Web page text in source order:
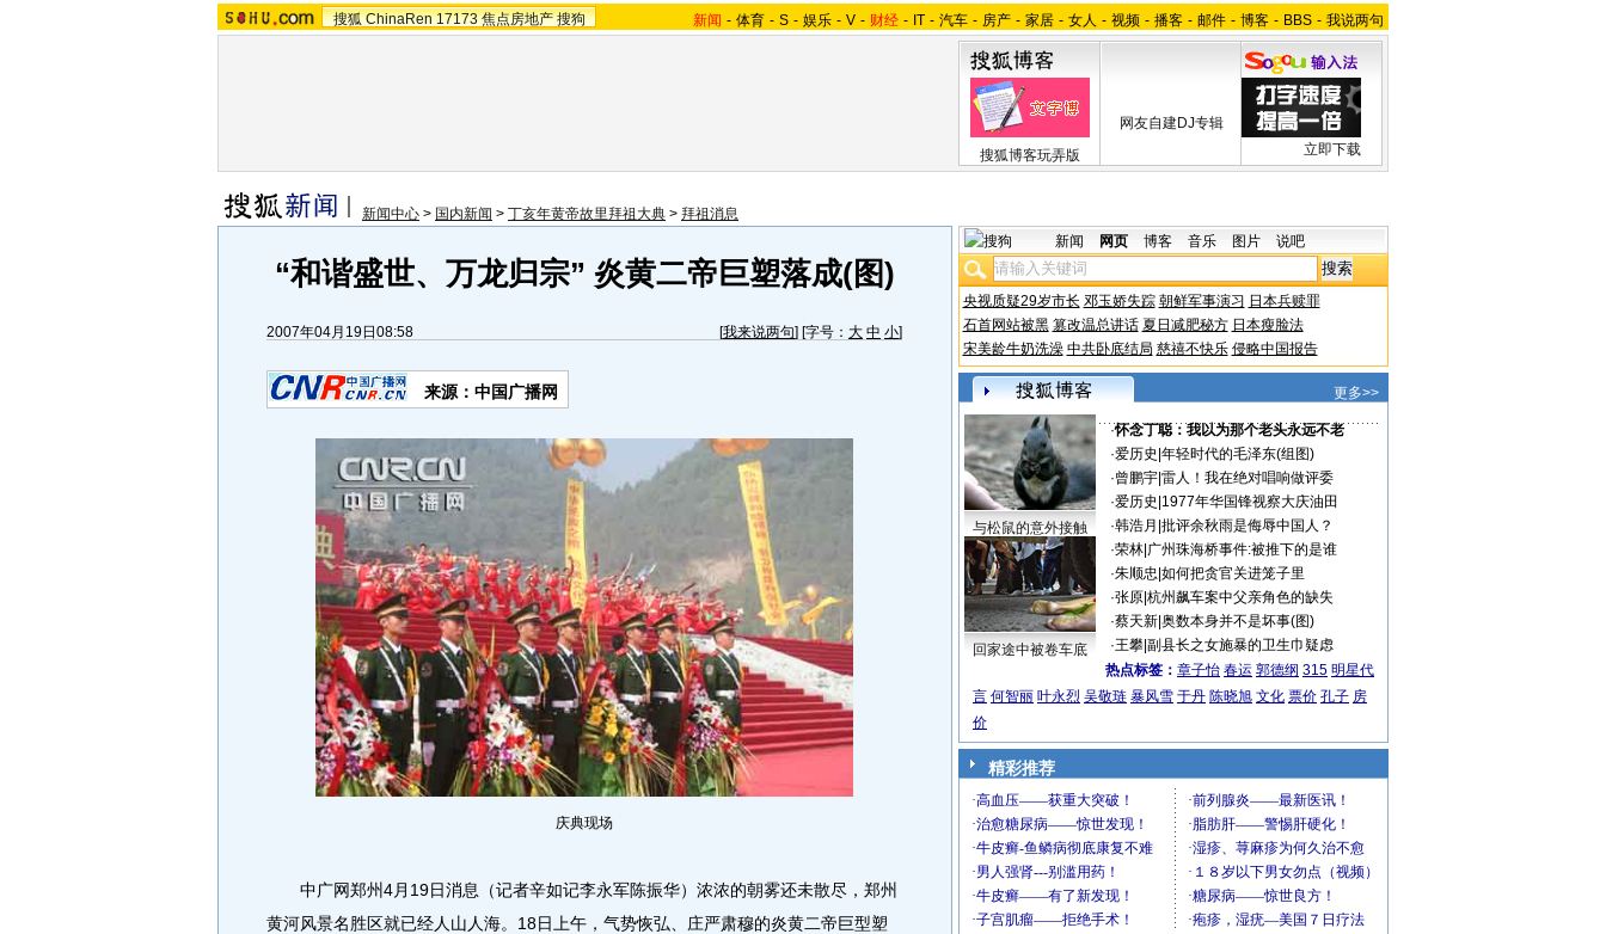
搜狐 ChinaRen 17173 焦点房地产 搜狗 新闻 - 体育 - S - 娱乐 - V - 财经 - IT - 汽车 - 房产 - 家居 - 女人 - 视频 - 播客 - 邮件 - 博客 - BBS - 我说两句
搜狐博客玩弄版
网友自建DJ专辑
立即下载
新闻中心 > 国内新闻 > 丁亥年黄帝故里拜祖大典 > 拜祖消息
“和谐盛世、万龙归宗” 炎黄二帝巨塑落成(图)
2007年04月19日08:58 [我来说两句] [字号： 大 中 小]
来源：中国广播网
庆典现场
中广网郑州4月19日消息（记者辛如记李永军陈振华）浓浓的朝雾还未散尽，郑州
黄河风景名胜区就已经人山人海。18日上午，气势恢弘、庄严肃穆的炎黄二帝巨型塑
新闻 网页 博客 音乐 图片 说吧
央视质疑29岁市长 邓玉娇失踪 朝鲜军事演习 日本兵赎罪
石首网站被黑 篡改温总讲话 夏日减肥秘方 日本瘦脸法
宋美龄牛奶洗澡 中共卧底结局 慈禧不快乐 侵略中国报告
更多>>
与松鼠的意外接触
回家途中被卷车底
·怀念丁聪：我以为那个老头永远不老
·爱历史 年轻时代的毛泽东(组图)
·曾鹏宇| 雷人！我在绝对唱响做评委
·爱历史 1977年华国锋视察大庆油田
·韩浩月 批评余秋雨是侮辱中国人？
·荣林| 广州珠海桥事件:被推下的是谁
·朱顺忠 如何把贪官关进笼子里
·张原| 杭州飙车案中父亲角色的缺失
·蔡天新| 奥数本身并不是坏事(图)
·王攀| 副县长之女施暴的卫生巾疑虑
热点标签： 章子怡 春运 郭德纲 315 明星代
言 何智丽 叶永烈 吴敬琏 暴风雪 于丹 陈晓旭 文化 票价 孔子 房
价
精彩推荐